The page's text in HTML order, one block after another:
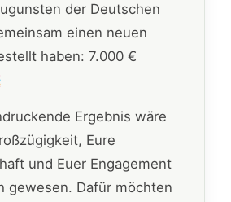
der Deutschen
einen neuen
haben: 7.000 €
Ergebnis wäre
Eure
und Euer Engagement
gewesen. Dafür möchten